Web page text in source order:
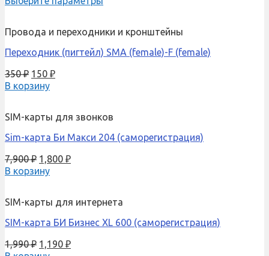
Провода и переходники и кронштейны
Переходник (пигтейл) SMA (female)-F (female)
350₽ 150 ₽
В корзину
SIM-карты для звонков
Sim-карта Би Макси 204 (саморегистрация)
7,900₽ 1,800 ₽
В корзину
SIM-карты для интернета
SIM-карта БИ Бизнес XL 600 (саморегистрация)
1,990₽ 1,190 ₽